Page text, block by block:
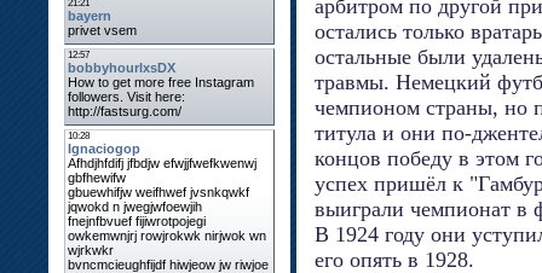
арбитром по другой
остались только
остальные были
травмы. Немецкий
чемпионом страны, но
титула и они по-
концов победу в этом
успех пришёл к
выиграли чемпионат в
В 1924 году они
его опять в 1928.